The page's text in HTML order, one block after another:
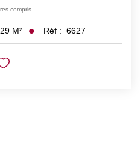
compris
M² Réf : 6627